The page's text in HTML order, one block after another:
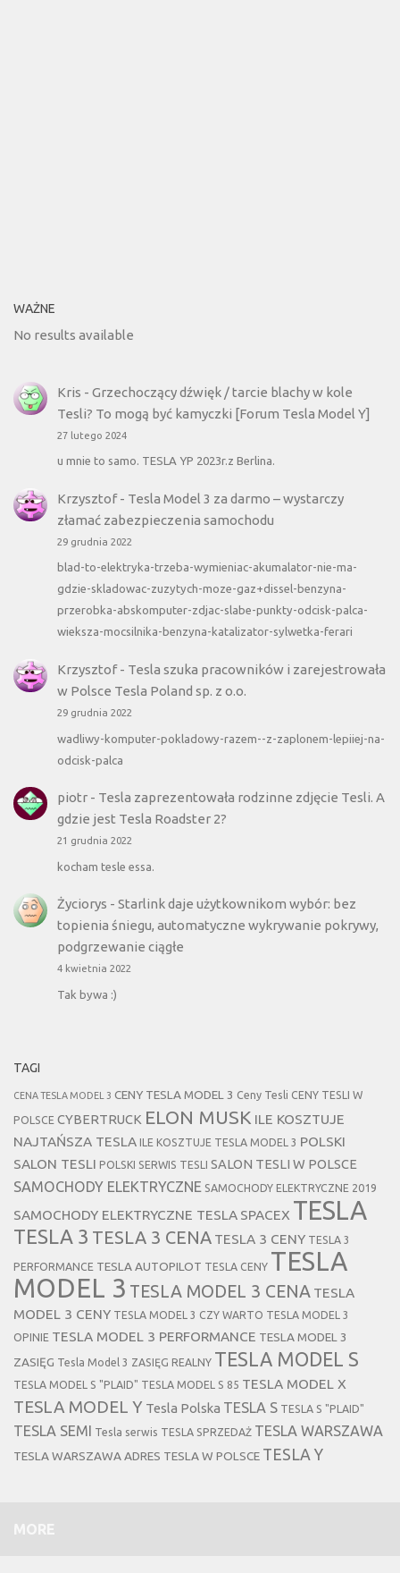
WAŻNE
No results available
Kris - Grzechoczący dźwięk / tarcie blachy w kole
Tesli? To mogą być kamyczki [Forum Tesla Model Y]
27 lutego 2024
u mnie to samo. TESLA YP 2023r.z Berlina.
Krzysztof- Tesla Model 3 za darmo – wystarczy
złamać zabezpieczenia samochodu
29 grudnia 2022
blad-to-elektryka-trzeba-wymieniac-akumalator-nie-ma-
gdzie-skladowac-zuzytych-moze-gaz+dissel-benzyna-
przerobka-abskomputer-zdjac-slabe-punkty-odcisk-palca-
wieksza-mocsilnika-benzyna-katalizator-sylwetka-ferari
Krzysztof- Tesla szuka pracowników i zarejestrowała
w Polsce Tesla Poland sp. z o.o.
29 grudnia 2022
wadliwy-komputer-pokladowy-razem--z-zaplonem-lepiiej-na-
odcisk-palca
piotr- Tesla zaprezentowała rodzinne zdjęcie Tesli. A
gdzie jest Tesla Roadster 2?
21 grudnia 2022
kocham tesle essa.
Życiorys - Starlink daje użytkownikom wybór: bez
topienia śniegu, automatyczne wykrywanie pokrywy,
podgrzewanie ciągłe
4 kwietnia 2022
Tak bywa :)
TAGI
CENA TESLA MODEL 3 CENY TESLA MODEL 3 Ceny Tesli CENY TESLI W
POLSCE CYBERTRUCK ELON MUSK ILE KOSZTUJE
NAJTAŃSZA TESLA
ILE KOSZTUJE TESLA MODEL 3 POLSKI
SALON TESLI POLSKI SERWIS TESLI SALON TESLI W POLSCE
SAMOCHODY ELEKTRYCZNE SAMOCHODY ELEKTRYCZNE 2019
SAMOCHODY ELEKTRYCZNE TESLA SPACEX TESLA
TESLA 3 TESLA 3 CENA TESLA 3 CENY TESLA 3
PERFORMANCE TESLA AUTOPILOT TESLA CENY TESLA
MODEL 3 TESLA MODEL 3 CENA TESLA
MODEL 3 CENY TESLA MODEL 3 CZY WARTO TESLA MODEL 3
OPINIE TESLA MODEL 3 PERFORMANCE TESLA MODEL 3
ZASIĘG Tesla Model 3 ZASIĘG REALNY TESLA MODEL S
TESLA MODEL S "PLAID" TESLA MODEL S 85 TESLA MODEL X
TESLA MODEL Y Tesla Polska TESLA S TESLA S "PLAID"
TESLA SEMI Tesla serwis TESLA SPRZEDAŻ TESLA WARSZAWA
TESLA WARSZAWA ADRES TESLA W POLSCE TESLA Y
MORE